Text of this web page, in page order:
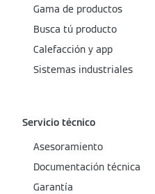
Gama de productos
Busca tú producto
Calefacción y app
Sistemas industriales
Servicio técnico
Asesoramiento
Documentación técnica
Garantía